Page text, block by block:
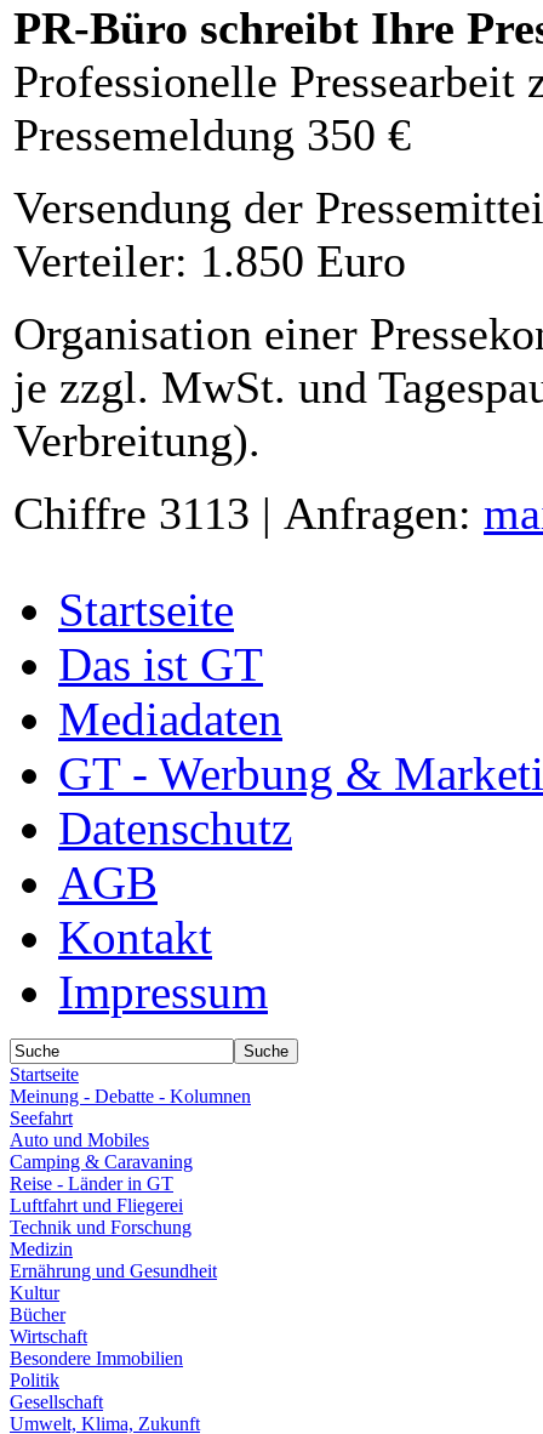
PR-Büro schreibt Ihre
Professionelle Pressearbeit
Pressemeldung 350 €
Versendung der
Verteiler: 1.850 Euro
Organisation einer
je zzgl. MwSt. und
Verbreitung).
Chiffre 3113 | Anfragen:
Startseite
Das ist GT
Mediadaten
GT - Werbung &
Datenschutz
AGB
Kontakt
Impressum
Startseite
Meinung - Debatte - Kolumnen
Seefahrt
Auto und Mobiles
Camping & Caravaning
Reise - Länder in GT
Luftfahrt und Fliegerei
Technik und Forschung
Medizin
Ernährung und Gesundheit
Kultur
Bücher
Wirtschaft
Besondere Immobilien
Politik
Gesellschaft
Umwelt, Klima, Zukunft